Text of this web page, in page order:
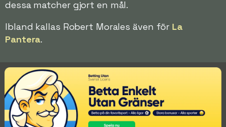
dessa matcher gjort en mål.
Ibland kallas Robert Morales även för La
Pantera.